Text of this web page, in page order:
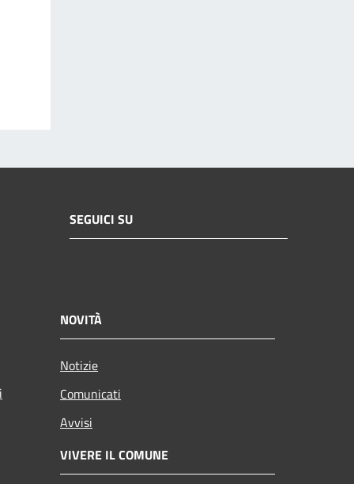
SEGUICI SU
NOVITÀ
Notizie
Comunicati
Avvisi
VIVERE IL COMUNE